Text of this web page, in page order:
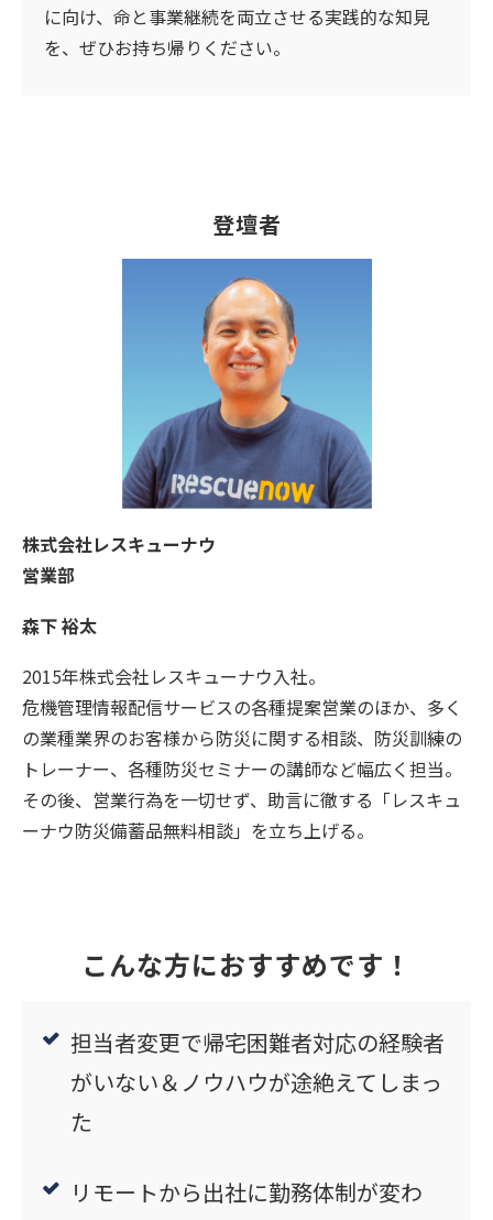
に向け、命と事業継続を両立させる実践的な知見
を、ぜひお持ち帰りください。
登壇者
株式会社レスキューナウ
営業部
森下 裕太
2015年株式会社レスキューナウ入社。
危機管理情報配信サービスの各種提案営業のほか、多く
の業種業界のお客様から防災に関する相談、防災訓練の
トレーナー、各種防災セミナーの講師など幅広く担当。
その後、営業行為を一切せず、助言に徹する「レスキュ
ーナウ防災備蓄品無料相談」を立ち上げる。
こんな方におすすめです！
担当者変更で帰宅困難者対応の経験者
がいない＆ノウハウが途絶えてしまっ
た
リモートから出社に勤務体制が変わ